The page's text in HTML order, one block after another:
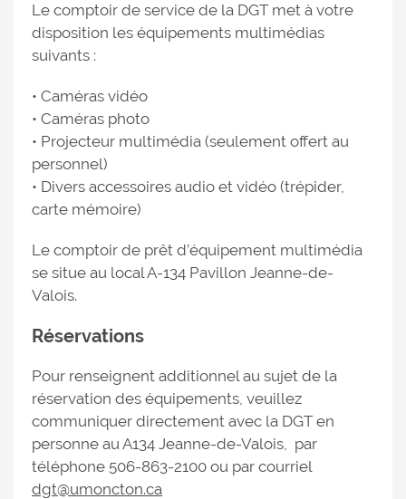
Le comptoir de service de la DGT met à votre
disposition les équipements multimédias
suivants :
• Caméras vidéo
• Caméras photo
• Projecteur multimédia (seulement offert au
personnel)
• Divers accessoires audio et vidéo (trépider,
carte mémoire)
Le comptoir de prêt d’équipement multimédia
se situe au local A-134 Pavillon Jeanne-de-
Valois.
Réservations
Pour renseignent additionnel au sujet de la
réservation des équipements, veuillez
communiquer directement avec la DGT en
personne au A134 Jeanne-de-Valois, par
téléphone 506-863-2100 ou par courriel
dgt@umoncton.ca